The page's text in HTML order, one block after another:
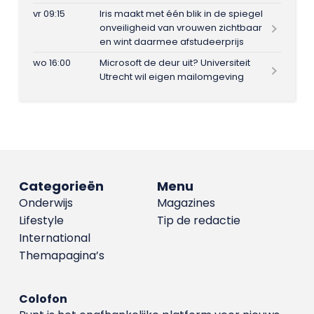
vr 09:15
Iris maakt met één blik in de spiegel
onveiligheid van vrouwen zichtbaar
en wint daarmee afstudeerprijs
wo 16:00
Microsoft de deur uit? Universiteit
Utrecht wil eigen mailomgeving
Menu
Magazines
Tip de redactie
Categorieën
Onderwijs
Lifestyle
International
Themapagina’s
Colofon